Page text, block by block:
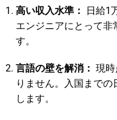
高い収入水準：
日給1
エンジニアにとって非
す。
言語の壁を解消： 現
りません。入国まで
します。